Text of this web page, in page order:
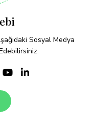
Sosyal Medya